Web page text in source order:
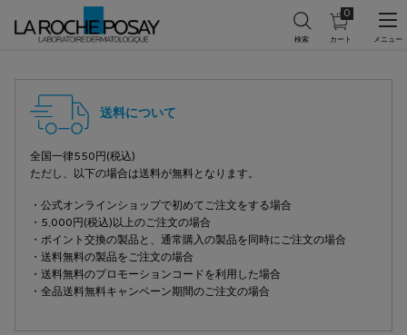
カ
ー
見
0
0 カート内の
送料について
全国一律550円(税込)
ただし、以下の場合は送料が無料となります。
・公式オンラインショップで初めてご注文をする場合
・5,000円(税込)以上のご注文の場合
・ポイント交換の製品と、通常購入の製品を同時にご注文の場合
・送料無料の製品をご注文の場合
・送料無料のプロモーションコードを利用した場合
・全品送料無料キャンペーン期間のご注文の場合